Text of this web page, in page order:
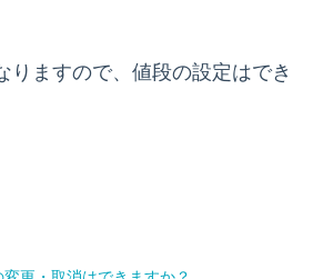
りますので、値段の設定はでき